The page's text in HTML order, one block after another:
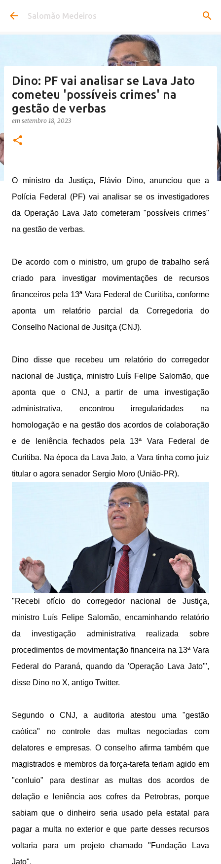
Pular para o conteúdo principal
Salomão Medeiros
Dino: PF vai analisar se Lava Jato
cometeu 'possíveis crimes' na
gestão de verbas
em setembro 18, 2023
O ministro da Justiça, Flávio Dino, anunciou que a
Polícia Federal (PF) vai analisar se os investigadores
da Operação Lava Jato cometeram "possíveis crimes"
na gestão de verbas.
De acordo com o ministro, um grupo de trabalho será
criado para investigar movimentações de recursos
financeiros pela 13ª Vara Federal de Curitiba, conforme
aponta um relatório parcial da Corregedoria do
Conselho Nacional de Jusitça (CNJ).
Dino disse que recebeu um relatório do corregedor
nacional de Justiça, ministro Luís Felipe Salomão, que
aponta que o CNJ, a partir de uma investigação
administrativa, encontrou irregularidades na
homologação e na gestão dos acordos de colaboração
e de leniência fechados pela 13ª Vara Federal de
Curitiba. Na época da Lava Jato, a Vara tinha como juiz
titular o agora senador Sergio Moro (União-PR).
"Recebi ofício do corregedor nacional de Justiça,
ministro Luís Felipe Salomão, encaminhando relatório
da investigação administrativa realizada sobre
procedimentos de movimentação financeira na 13ª Vara
Federal do Paraná, quando da 'Operação Lava Jato'",
disse Dino no X, antigo Twitter.
Segundo o CNJ, a auditoria atestou uma "gestão
caótica" no controle das multas negociadas com
delatores e empresas. O conselho afirma também que
magistrados e membros da força-tarefa teriam agido em
"conluio" para destinar as multas dos acordos de
delação e leniência aos cofres da Petrobras, porque
sabiam que o dinheiro seria usado pela estatal para
pagar a multa no exterior e que parte desses recursos
voltaria para um projeto chamado "Fundação Lava
Jato".